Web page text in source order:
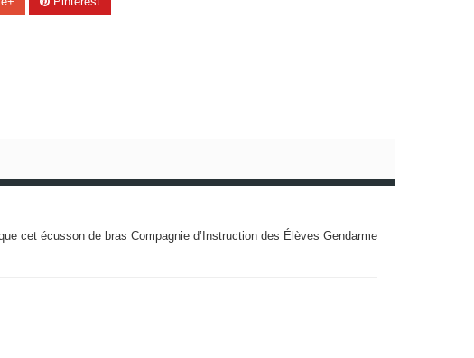
cet écusson de bras Compagnie d’Instruction des Élèves Gendarme